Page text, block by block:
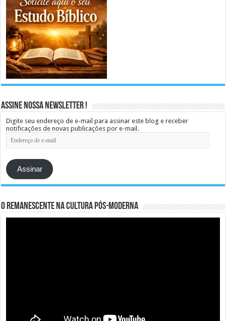
Assine Nossa Newsletter !
Digite seu endereço de e-mail para assinar este blog e receber
notificações de novas publicações por e-mail.
Endereço
de
mail
Assinar
O remanescente na cultura pós-moderna